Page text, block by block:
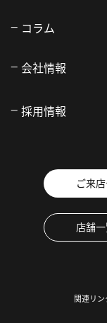
コラム
会社情報
採用情報
ご来
店舗
関連リン